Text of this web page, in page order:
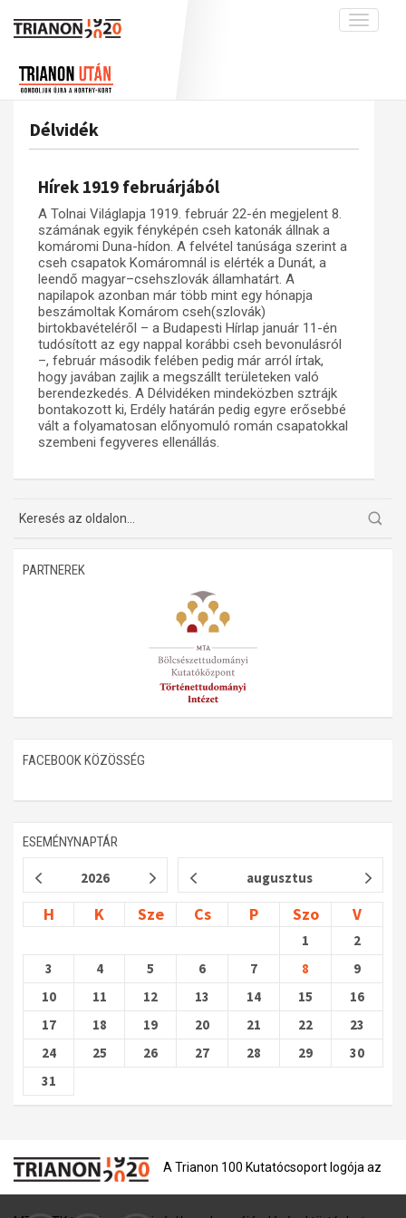
Toggle
A békerendszer megszilárdulása
Utókor és emlékezet
Galéria
Adatbázis
Emlékművek (feltöltés alatt)
Menekültek
Visszhang
Publikációk
Kapcsolat
Trianon-kommentár
Dokumentumok
A trianoni szerződés
Műhelymunkák
Délvidék
Hírek 1919 februárjából
A Tolnai Világlapja 1919. február 22-én megjelent 8.
számának egyik fényképén cseh katonák állnak a
komáromi Duna-hídon. A felvétel tanúsága szerint a
cseh csapatok Komáromnál is elérték a Dunát, a
leendő magyar–csehszlovák államhatárt. A
napilapok azonban már több mint egy hónapja
beszámoltak Komárom cseh(szlovák)
birtokbavételéről – a Budapesti Hírlap január 11-én
tudósított az egy nappal korábbi cseh bevonulásról
–, február második felében pedig már arról írtak,
hogy javában zajlik a megszállt területeken való
berendezkedés. A Délvidéken mindeközben sztrájk
bontakozott ki, Erdély határán pedig egyre erősebbé
vált a folyamatosan előnyomuló román csapatokkal
szembeni fegyveres ellenállás.
PARTNEREK
FACEBOOK KÖZÖSSÉG
ESEMÉNYNAPTÁR
2026 augusztus
H K Sze Cs P Szo V
1
2
3
4 5 6 7 8
9
10
11 12 13 14 15
16
17
18 19 20 21 22
23
24
25 26 27 28 29
30
31
A Trianon 100 Kutatócsoport logója az